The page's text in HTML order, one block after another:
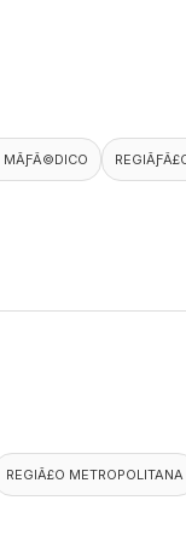
MÃƑÂ©DICO
REGIÃ£O METROPOLITANA